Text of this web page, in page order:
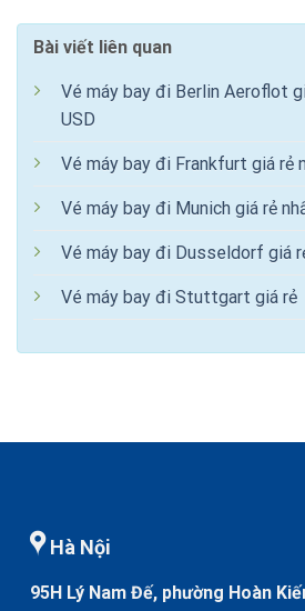
Bài viết liên quan
Vé máy bay đi Berlin Aeroflot
USD
Vé máy bay đi Frankfurt giá rẻ
Vé máy bay đi Munich giá rẻ
Vé máy bay đi Dusseldorf giá
Vé máy bay đi Stuttgart giá rẻ
Hà Nội
95H Lý Nam Đế, phường Hoàn